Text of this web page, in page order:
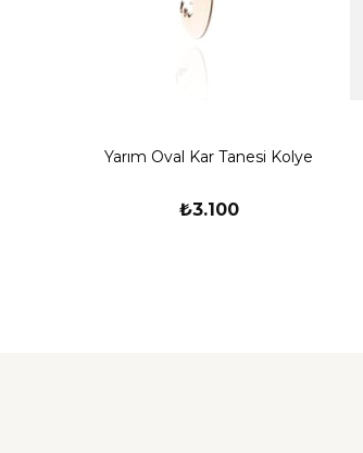
Yarım Oval Kar Tanesi Kolye
₺3.100